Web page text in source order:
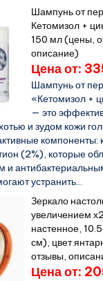
Шампунь от
Кетомизол +
150 мл (цены,
описание)
Цена от:
Шампунь от
«Кетомизол +
— это
и зудом кожи
компоненты:
(2%), которые
и
устранить...
Зеркало
увеличением
настенное,
см), цвет
отзывы,
Цена от: